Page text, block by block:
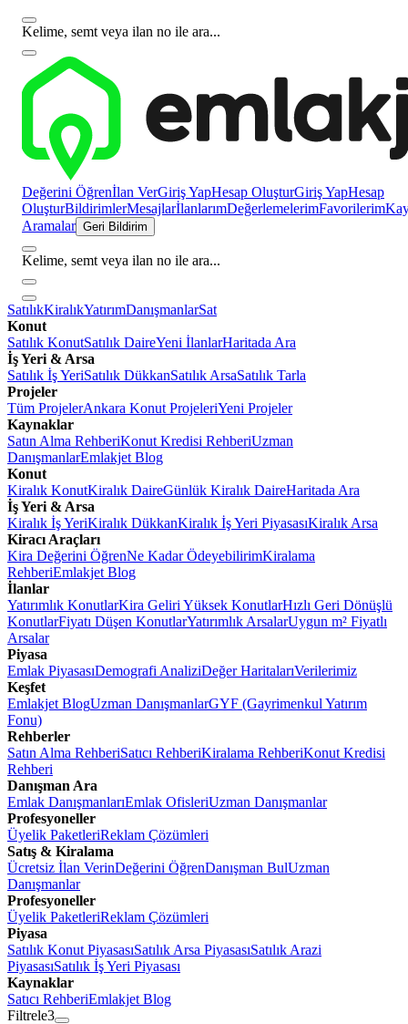
Kelime, semt veya ilan no ile ara...
Değerini Öğrenİlan VerGiriş YapHesap OluşturGiriş YapHesap
OluşturBildirimlerMesajlarİlanlarımDeğerlemelerimFavorilerim
Aramalar Geri Bildirim
Kelime, semt veya ilan no ile ara...
SatılıkKiralıkYatırımDanışmanlarSat
Konut
Satılık KonutSatılık DaireYeni İlanlarHaritada Ara
İş Yeri & Arsa
Satılık İş YeriSatılık DükkanSatılık ArsaSatılık Tarla
Projeler
Tüm ProjelerAnkara Konut ProjeleriYeni Projeler
Kaynaklar
Satın Alma RehberiKonut Kredisi RehberiUzman
DanışmanlarEmlakjet Blog
Konut
Kiralık KonutKiralık DaireGünlük Kiralık DaireHaritada Ara
İş Yeri & Arsa
Kiralık İş YeriKiralık DükkanKiralık İş Yeri PiyasasıKiralık Arsa
Kiracı Araçları
Kira Değerini ÖğrenNe Kadar ÖdeyebilirimKiralama
RehberiEmlakjet Blog
İlanlar
Yatırımlık KonutlarKira Geliri Yüksek KonutlarHızlı Geri Dönüşlü
KonutlarFiyatı Düşen KonutlarYatırımlık ArsalarUygun m² Fiyatlı
Arsalar
Piyasa
Emlak PiyasasıDemografi AnaliziDeğer HaritalarıVerilerimiz
Keşfet
Emlakjet BlogUzman DanışmanlarGYF (Gayrimenkul Yatırım
Fonu)
Rehberler
Satın Alma RehberiSatıcı RehberiKiralama RehberiKonut Kredisi
Rehberi
Danışman Ara
Emlak DanışmanlarıEmlak OfisleriUzman Danışmanlar
Profesyoneller
Üyelik PaketleriReklam Çözümleri
Satış & Kiralama
Ücretsiz İlan VerinDeğerini ÖğrenDanışman BulUzman
Danışmanlar
Profesyoneller
Üyelik PaketleriReklam Çözümleri
Piyasa
Satılık Konut PiyasasıSatılık Arsa PiyasasıSatılık Arazi
PiyasasıSatılık İş Yeri Piyasası
Kaynaklar
Satıcı RehberiEmlakjet Blog
Filtrele3